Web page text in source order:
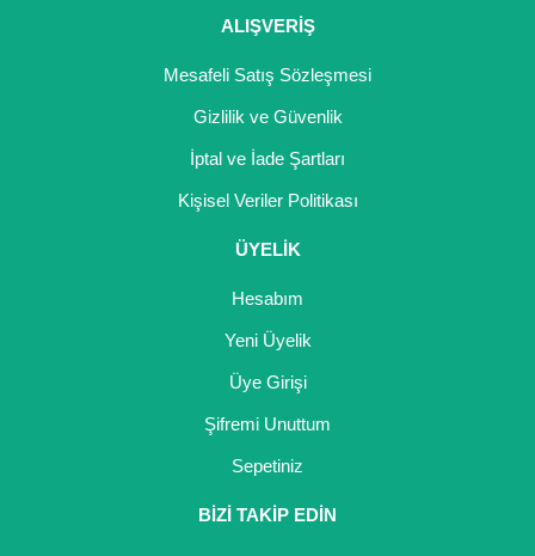
ALIŞVERİŞ
Mesafeli Satış Sözleşmesi
Gizlilik ve Güvenlik
İptal ve İade Şartları
Kişisel Veriler Politikası
ÜYELİK
Hesabım
Yeni Üyelik
Üye Girişi
Şifremi Unuttum
Sepetiniz
BİZİ TAKİP EDİN